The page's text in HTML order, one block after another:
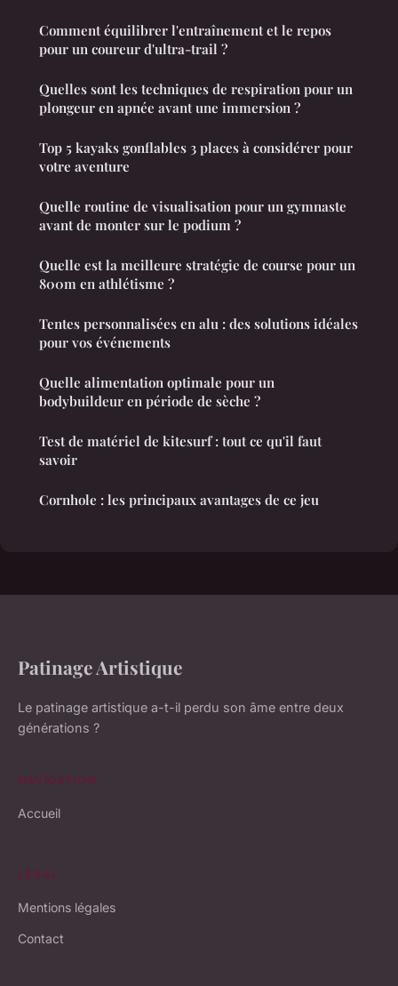
Comment équilibrer l'entraînement et le repos
pour un coureur d'ultra-trail ?
Quelles sont les techniques de respiration pour un
plongeur en apnée avant une immersion ?
Top 5 kayaks gonflables 3 places à considérer pour
votre aventure
Quelle routine de visualisation pour un gymnaste
avant de monter sur le podium ?
Quelle est la meilleure stratégie de course pour un
800m en athlétisme ?
Tentes personnalisées en alu : des solutions idéales
pour vos événements
Quelle alimentation optimale pour un
bodybuildeur en période de sèche ?
Test de matériel de kitesurf : tout ce qu'il faut
savoir
Cornhole : les principaux avantages de ce jeu
Patinage Artistique
Le patinage artistique a-t-il perdu son âme entre deux
générations ?
NAVIGATION
Accueil
LÉGAL
Mentions légales
Contact